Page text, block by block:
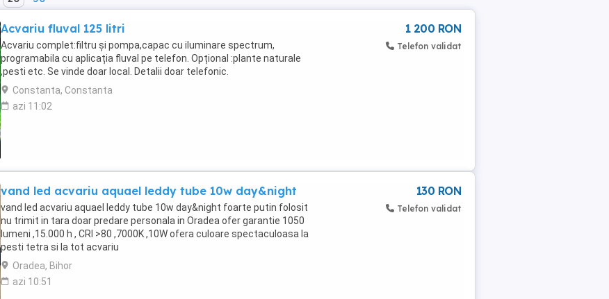
Acvariu fluval 125 litri
Acvariu complet:filtru și pompa,capac cu iluminare spectrum,
programabila cu aplicația fluval pe telefon. Opțional :plante naturale
,pesti etc. Se vinde doar local. Detalii doar telefonic.
Constanta, Constanta
azi 11:02
1 200 RON
Telefon validat
vand led acvariu aquael leddy tube 10w day&night
vand led acvariu aquael leddy tube 10w day&night foarte putin folosit
nu trimit in tara doar predare personala in Oradea ofer garantie 1050
lumeni ,15.000 h , CRI >80 ,7000K ,10W ofera culoare spectaculoasa la
pesti tetra si la tot acvariu
Oradea, Bihor
azi 10:51
130 RON
Telefon validat